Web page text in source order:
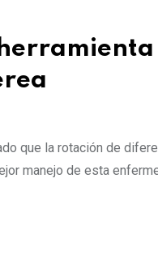
que la rotación de
manejo de esta